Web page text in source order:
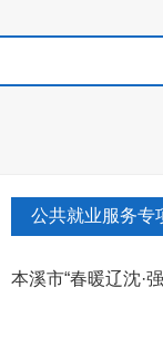
公共就业服务专
本溪市“春暖辽沈·